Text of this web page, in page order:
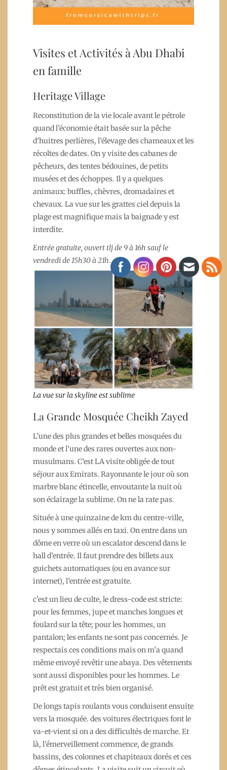
Visites et Activités à Abu Dhabi
en famille
Heritage Village
Reconstitution de la vie locale avant le pétrole
quand l’économie était basée sur la pêche
d’huitres perlières, l’élevage des chameaux et les
récoltes de dates. On y visite des cabanes de
pêcheurs, des tentes bédouines, de petits
musées et des échoppes. Il y a quelques
animaux: buffles, chèvres, dromadaires et
chevaux. La vue sur les grattes ciel depuis la
plage est magnifique mais la baignade y est
interdite.
Entrée gratuite, ouvert tlj de 9 à 16h sauf le
vendredi de 15h30 à 21h.
La vue sur la skyline est sublime
La Grande Mosquée Cheikh Zayed
L’une des plus grandes et belles mosquées du
monde et l’une des rares ouvertes aux non-
musulmans. C’est LA visite obligée de tout
séjour aux Emirats. Rayonnante le jour où son
marbre blanc étincelle, envoutante la nuit où
son éclairage la sublime. On ne la rate pas.
Située à une quinzaine de km du centre-ville,
nous y sommes allés en taxi. On entre dans un
dôme en verre où un escalator descend dans le
hall d’entrée. Il faut prendre des billets aux
guichets automatiques (ou en avance sur
internet), l’entrée est gratuite.
c’est un lieu de culte, le dress-code est stricte:
pour les femmes, jupe et manches longues et
foulard sur la tête; pour les hommes, un
pantalon; les enfants ne sont pas concernés. Je
respectais ces conditions mais on m’a quand
même envoyé revêtir une abaya. Des vêtements
sont aussi disponibles pour les hommes. Le
prêt est gratuit et très bien organisé.
De longs tapis roulants vous conduisent ensuite
vers la mosquée. des voitures électriques font le
va-et-vient si on a des difficultés de marche. Et
là, l’émerveillement commence, de grands
bassins, des colonnes et chapiteaux dorés et ces